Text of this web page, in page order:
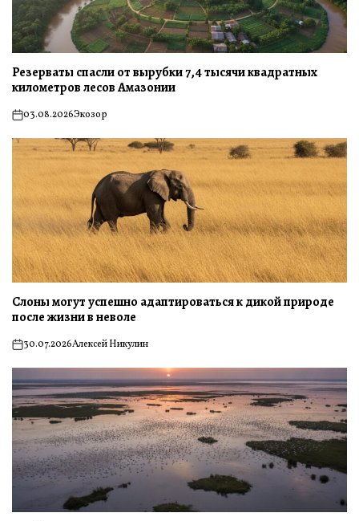
Резерваты спасли от вырубки 7,4 тысячи квадратных
километров лесов Амазонии
on03.08.2026Экозор
Слоны могут успешно адаптироваться к дикой природе
после жизни в неволе
on30.07.2026Алексей Никулин